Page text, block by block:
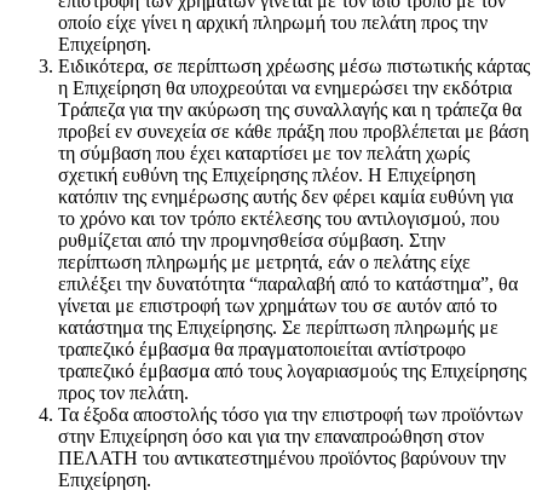
οποίο είχε γίνει η αρχική πληρωμή του πελάτη προς την
Επιχείρηση.
Ειδικότερα, σε περίπτωση χρέωσης μέσω πιστωτικής κάρτας
η Επιχείρηση θα υποχρεούται να ενημερώσει την εκδότρια
Τράπεζα για την ακύρωση της συναλλαγής και η τράπεζα θα
προβεί εν συνεχεία σε κάθε πράξη που προβλέπεται με βάση
τη σύμβαση που έχει καταρτίσει με τον πελάτη χωρίς
σχετική ευθύνη της Επιχείρησης πλέον. Η Επιχείρηση
κατόπιν της ενημέρωσης αυτής δεν φέρει καμία ευθύνη για
το χρόνο και τον τρόπο εκτέλεσης του αντιλογισμού, που
ρυθμίζεται από την προμνησθείσα σύμβαση. Στην
περίπτωση πληρωμής με μετρητά, εάν ο πελάτης είχε
επιλέξει την δυνατότητα “παραλαβή από το κατάστημα”, θα
γίνεται με επιστροφή των χρημάτων του σε αυτόν από το
κατάστημα της Επιχείρησης. Σε περίπτωση πληρωμής με
τραπεζικό έμβασμα θα πραγματοποιείται αντίστροφο
τραπεζικό έμβασμα από τους λογαριασμούς της Επιχείρησης
προς τον πελάτη.
Τα έξοδα αποστολής τόσο για την επιστροφή των προϊόντων
στην Επιχείρηση όσο και για την επαναπροώθηση στον
ΠΕΛΑΤΗ του αντικατεστημένου προϊόντος βαρύνουν την
Επιχείρηση.